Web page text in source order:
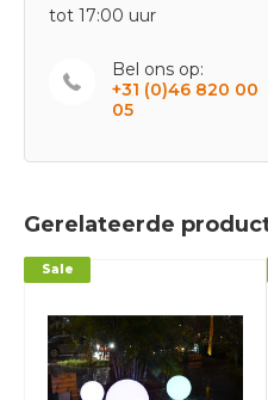
tot 17:00 uur
Bel ons op:
+31 (0)46 820 00
05
Gerelateerde
Sale